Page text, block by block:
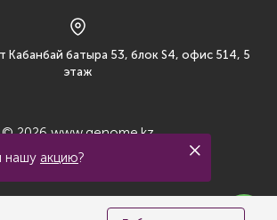
Кабанбай батыра 53, блок S4, офис 514, 5
этаж
© 2026 www.genome.kz
нашу акцию?